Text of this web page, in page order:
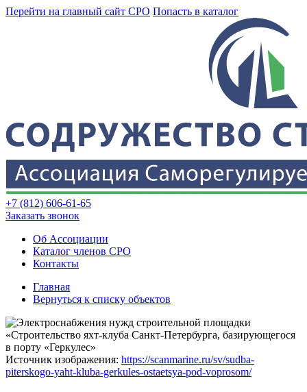
Перейти на главный сайт СРО Попасть в каталог
+7 (812) 606-61-65
Заказать звонок
Об Ассоциации
Каталог членов СРО
Контакты
Главная
Вернуться к списку объектов
Источник изображения: https://scanmarine.ru/sv/sudba-
piterskogo-yaht-kluba-gerkules-ostaetsya-pod-voprosom/